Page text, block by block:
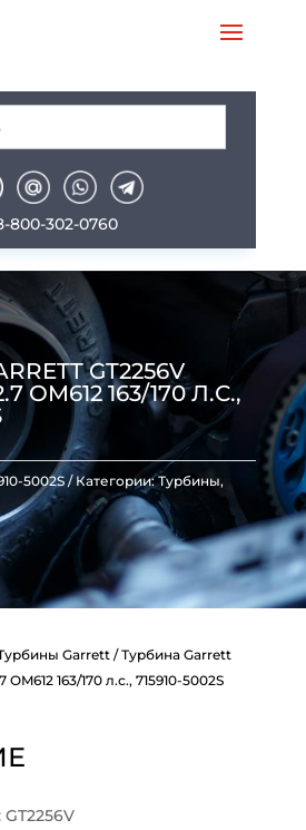
800-302-0760
GT2256V
OM612 163/170 Л.С.,
5002S Категории:Турбины,
Garrett/ Турбина Garrett
163/170 л.с., 715910-5002S